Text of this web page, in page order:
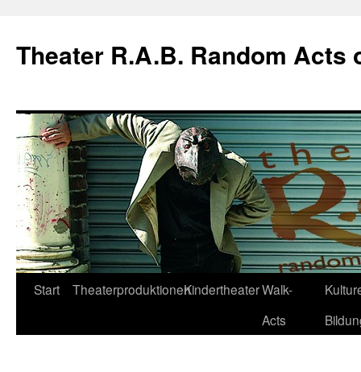
Theater R.A.B. Random Acts
Zum
Start TheaterproduktionenKindertheaterWalk-
Acts